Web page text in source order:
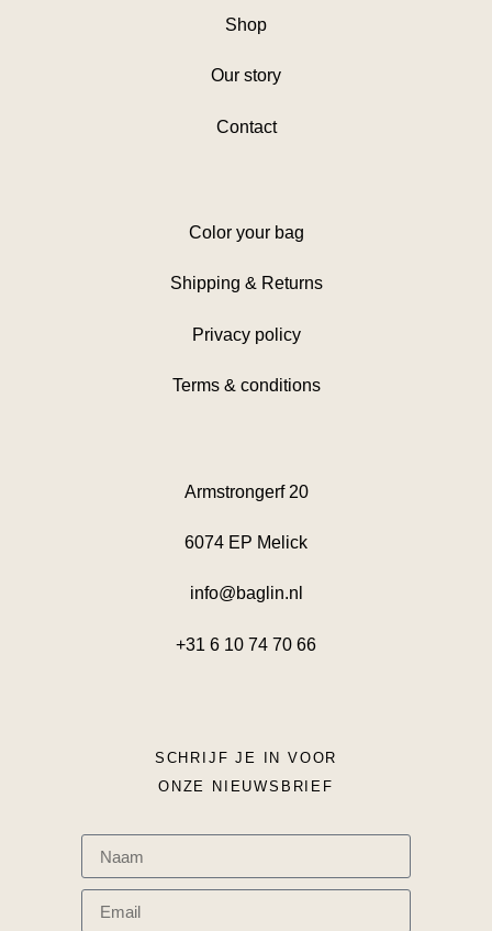
Shop
Our story
Contact
Color your bag
Shipping & Returns
Privacy policy
Terms & conditions
Armstrongerf 20
6074 EP Melick
info@baglin.nl
+31 6 10 74 70 66
SCHRIJF JE IN VOOR
ONZE NIEUWSBRIEF